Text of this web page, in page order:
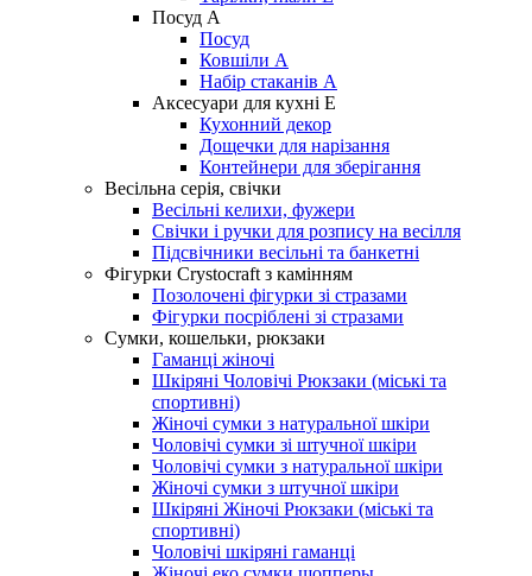
Посуд А
Посуд
Ковшіли А
Набір стаканів А
Аксесуари для кухні E
Кухонний декор
Дощечки для нарізання
Контейнери для зберігання
Весільна серія, свічки
Весільні келихи, фужери
Свічки і ручки для розпису на весілля
Підсвічники весільні та банкетні
Фігурки Crystocraft з камінням
Позолочені фігурки зі стразами
Фігурки посріблені зі стразами
Сумки, кошельки, рюкзаки
Гаманці жіночі
Шкіряні Чоловічі Рюкзаки (міські та
спортивні)
Жіночі сумки з натуральної шкіри
Чоловічі сумки зі штучної шкіри
Чоловічі сумки з натуральної шкіри
Жіночі сумки з штучної шкіри
Шкіряні Жіночі Рюкзаки (міські та
спортивні)
Чоловічі шкіряні гаманці